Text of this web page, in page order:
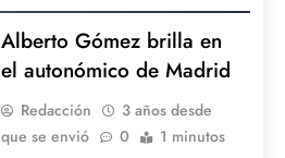
Alberto Gómez brilla en
el autonómico de Madrid
Redacción
3 años desde
que se envió
0 1 minutos